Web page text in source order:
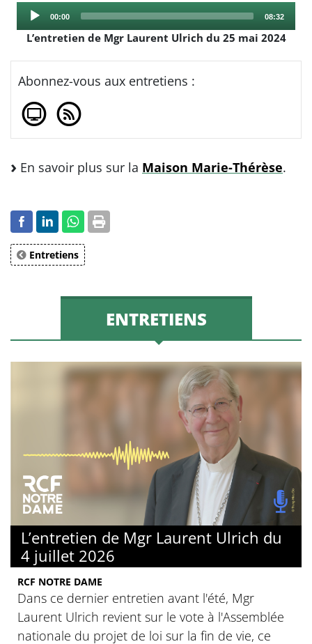
Player
Current
00:00
Total
08:32
L’entretien de Mgr Laurent Ulrich du 25 mai 2024
Abonnez-vous aux entretiens :
En savoir plus sur la Maison Marie-Thérèse.
Entretiens
ENTRETIENS
L’entretien de Mgr Laurent Ulrich du
4 juillet 2026
RCF NOTRE DAME
Dans ce dernier entretien avant l'été, Mgr
Laurent Ulrich revient sur le vote à l'Assemblée
nationale du projet de loi sur la fin de vie, ce